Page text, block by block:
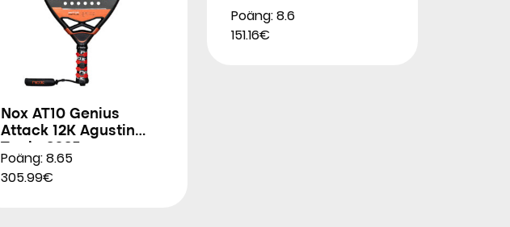
Nox AT10 Genius
Attack 12K Agustin
Poäng: 8.65
305.99€
Poäng: 8.6
151.16€